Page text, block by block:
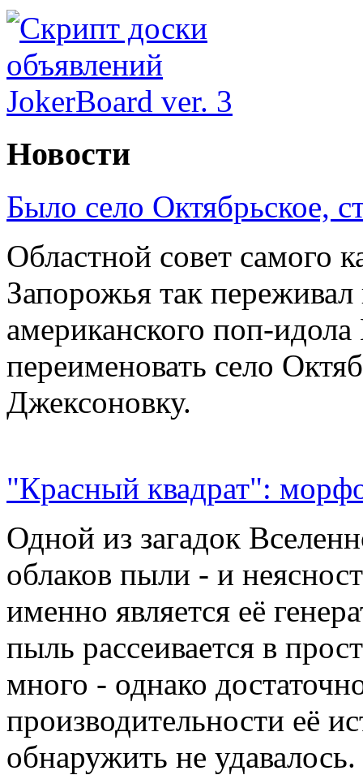
Новости
Было село Октябрьское,
Областной совет самого
Запорожья так
американского поп-
переименовать село
Джексоновку.
"Красный квадрат":
Одной из загадок
облаков пыли - и
именно является её
пыль рассеивается в
много - однако
производительности её
обнаружить не удавалось.